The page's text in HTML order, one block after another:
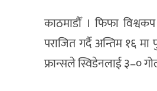
काठमाडौँ । फिफा
पराजित गर्दै अन्तिम १६
फ्रान्सले स्विडेनलाई ३–०